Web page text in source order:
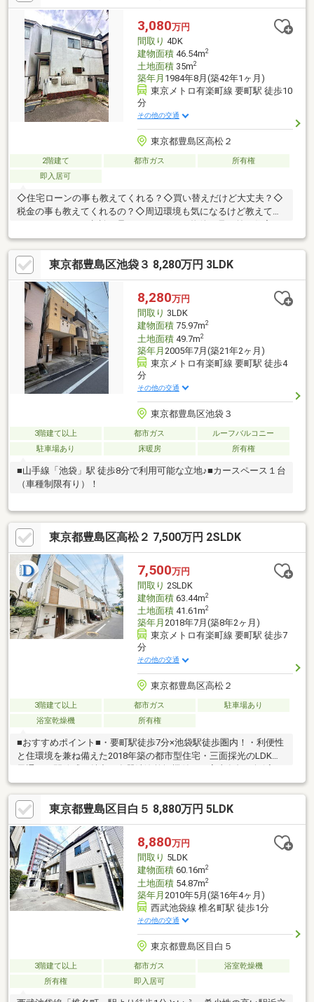
3,080万円
間取り 4DK
建物面積46.54m2
土地面積35m2
築年月 1984年8月(築42年1ヶ月)
東京メトロ有楽町線 要町駅 徒歩10
分
その他の交通
東京都豊島区高松２
2階建て 都市ガス
所有権
即入居可
◇住宅ローンの事も教えてくれる？◇買い替えだけど大丈夫？◇
税金の事も教えてくれるの？◇周辺環境も気になるけど教えてく
ーンのご相談のみご希望の場合もお気軽にお問合せください♪弊社
の信念は、【あなたの未来に＋1】です☆あなたの立場で一緒に
考えます！些細な事でも是非、お気兼ねなくお申し付けください
m(__)m
東京都豊島区池袋３ 8,280万円 3LDK
8,280万円
間取り 3LDK
建物面積75.97m2
土地面積49.7m2
築年月 2005年7月(築21年2ヶ月)
東京メトロ有楽町線 要町駅 徒歩4
分
その他の交通
東京都豊島区池袋３
3階建て以上 都市ガス
ルーフバルコニー
駐車場あり
床暖房 所有権
■山手線「池袋」駅 徒歩8分で利用可能な立地♪■カースペース１台
（車種制限有り）！
東京都豊島区高松２ 7,500万円 2SLDK
7,500万円
間取り 2SLDK
建物面積63.44m2
土地面積41.61m2
築年月 2018年7月(築8年2ヶ月)
東京メトロ有楽町線 要町駅 徒歩7
分
その他の交通
東京都豊島区高松２
3階建て以上 都市ガス
駐車場あり
浴室乾燥機
所有権
■おすすめポイント■・要町駅徒歩7分×池袋駅徒歩圏内！・利便性
と住環境を兼ね備えた2018年築の都市型住宅・三面採光のLDKは
買物施設が徒歩圏内に揃う便利な住環境・閑静な住宅街に佇む都
市型住宅・探し始めのお客様、正しい家探しをお伝えします＊ご
来店頂きアンケート回答でギフトカードプレゼント！■交通アク
セス■・有楽町線【要町】駅徒歩7分----------------------お気軽に下記
の《資料請求》又は《見学予約》ボタンをクリック！又は大和ア
クタス 0120-105-111(通話無料)まで
東京都豊島区目白５ 8,880万円 5LDK
8,880万円
間取り 5LDK
建物面積60.16m2
土地面積54.87m2
築年月 2010年5月(築16年4ヶ月)
西武池袋線 椎名町駅 徒歩1分
その他の交通
東京都豊島区目白５
3階建て以上 都市ガス
浴室乾燥機
所有権
即入居可